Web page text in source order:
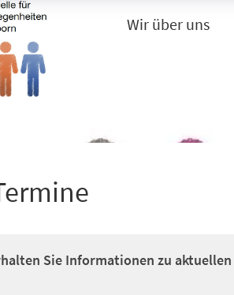
Wir über uns
Sie Informationen zu